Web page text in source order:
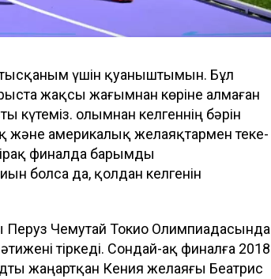
үшін қуаныштымын. Бұл
жақсы жағымнан көріне алмаған
Қолымнан келгеннің бәрін
америкалық желаяқтармен теке-
финалда барымды
болса да, қолдан келгенін
Перуз Чемутай Токио Олимпиадасында
тіркеді. Сондай-ақ финалға 2018
жаңартқан Кения желаяғы Беатрис